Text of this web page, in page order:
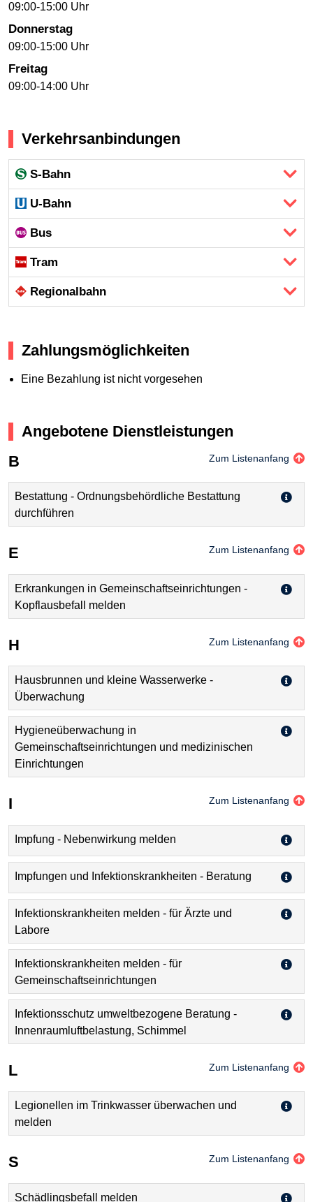
09:00-15:00 Uhr
Donnerstag
09:00-15:00 Uhr
Freitag
09:00-14:00 Uhr
Verkehrsanbindungen
S-Bahn
U-Bahn
Bus
Tram
Regional­bahn
Zahlungsmöglichkeiten
Eine Bezahlung ist nicht vorgesehen
Angebotene Dienstleistungen
B
Zum Listenanfang
Bestattung - Ordnungsbehördliche Bestattung
durchführen
E Zum Listenanfang
Erkrankungen in Gemeinschaftseinrichtungen -
Kopflausbefall melden
H Zum Listenanfang
Hausbrunnen und kleine Wasserwerke -
Überwachung
Hygieneüberwachung in
Gemeinschaftseinrichtungen und medizinischen
Einrichtungen
I Zum Listenanfang
Impfung - Nebenwirkung melden
Impfungen und Infektionskrankheiten - Beratung
Infektionskrankheiten melden - für Ärzte und
Labore
Infektionskrankheiten melden - für
Gemeinschaftseinrichtungen
Infektionsschutz umweltbezogene Beratung -
Innenraumluftbelastung, Schimmel
L Zum Listenanfang
Legionellen im Trinkwasser überwachen und
melden
S Zum Listenanfang
Schädlingsbefall melden